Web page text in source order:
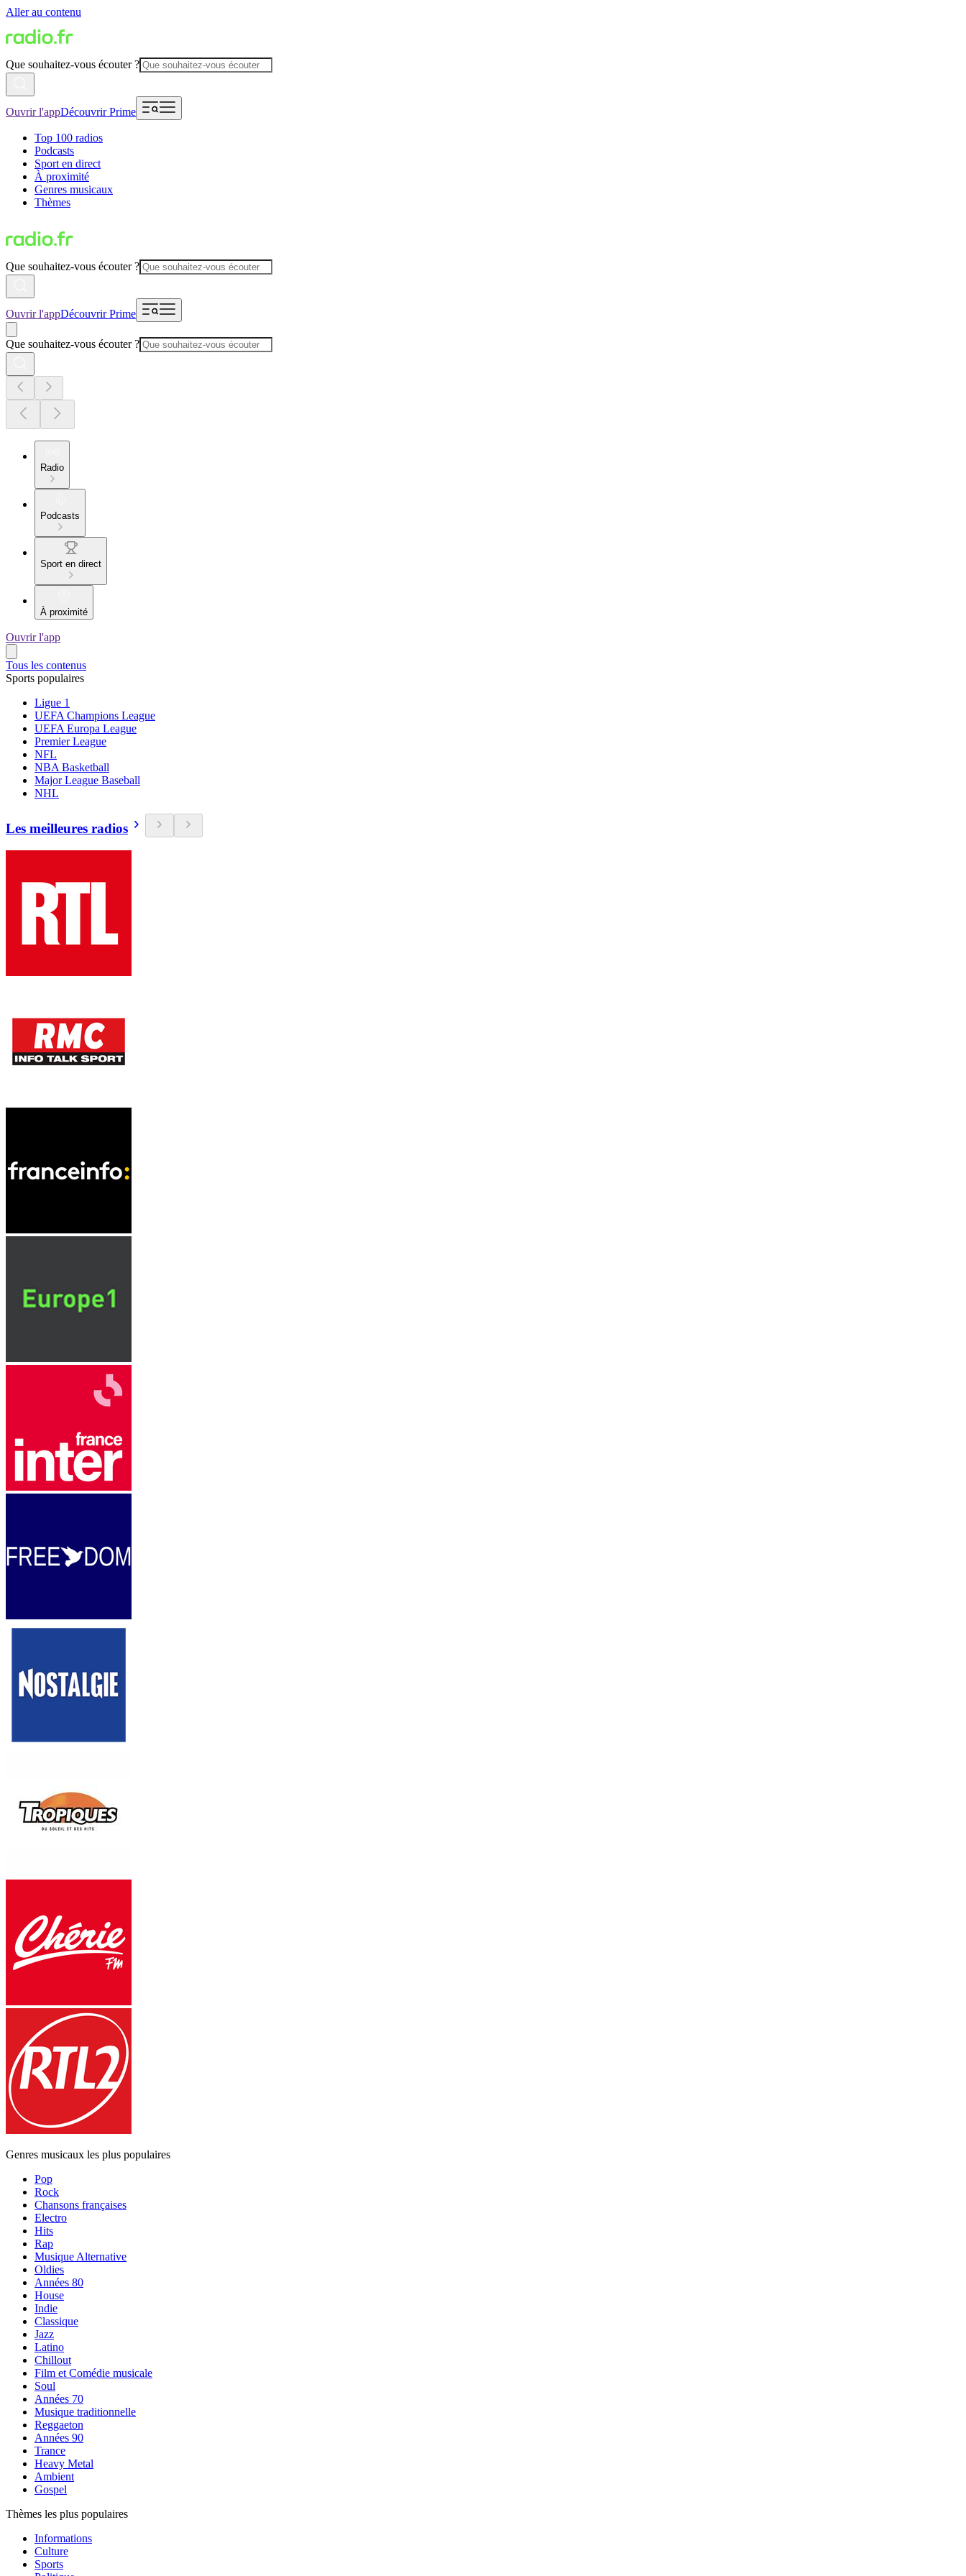
Aller au contenu
Que souhaitez-vous écouter ?
Ouvrir l'appDécouvrir Prime
Top 100 radios
Podcasts
Sport en direct
À proximité
Genres musicaux
Thèmes
Que souhaitez-vous écouter ?
Ouvrir l'appDécouvrir Prime
Que souhaitez-vous écouter ?
Radio
Podcasts
Sport en direct
À proximité
Ouvrir l'app
Tous les contenus
Sports populaires
Ligue 1
UEFA Champions League
UEFA Europa League
Premier League
NFL
NBA Basketball
Major League Baseball
NHL
Les meilleures radios
Genres musicaux les plus populaires
Pop
Rock
Chansons françaises
Electro
Hits
Rap
Musique Alternative
Oldies
Années 80
House
Indie
Classique
Jazz
Latino
Chillout
Film et Comédie musicale
Soul
Années 70
Musique traditionnelle
Reggaeton
Années 90
Trance
Heavy Metal
Ambient
Gospel
Thèmes les plus populaires
Informations
Culture
Sports